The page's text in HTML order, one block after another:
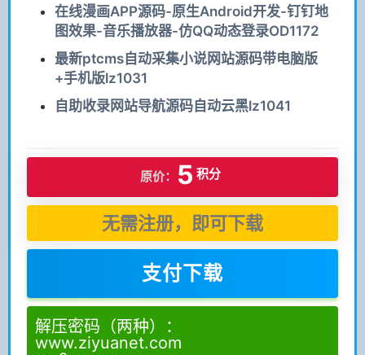
在线漫画APP源码-原生Android开发-钉钉地
图效果-音乐播放器-仿QQ动态登录OD1172
最新ptcms自动采集小说网站源码带电脑版
+手机版lz1031
自助收录网站导航源码自动云黑lz1041
原价： 5 积分
无需注册，即可下载
支付下载
解压密码（两种）：
www.ziyuanet.com